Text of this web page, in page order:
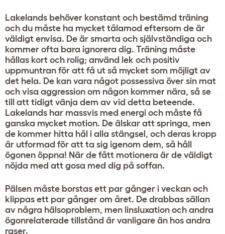
Lakelands behöver konstant och bestämd träning
och du måste ha mycket tålamod eftersom de är
väldigt envisa. De är smarta och självständiga och
kommer ofta bara ignorera dig. Träning måste
hållas kort och rolig; använd lek och positiv
uppmuntran för att få ut så mycket som möjligt av
det hela. De kan vara något possessiva över sin mat
och visa aggression om någon kommer nära, så se
till att tidigt vänja dem av vid detta beteende.
Lakelands har massvis med energi och måste få
ganska mycket motion. De älskar att springa, men
de kommer hitta hål i alla stängsel, och deras kropp
är utformad för att ta sig igenom dem, så håll
ögonen öppna! När de fått motionera är de väldigt
nöjda med att gosa med dig på soffan.
Pälsen måste borstas ett par gånger i veckan och
klippas ett par gånger om året. De drabbas sällan
av några hälsoproblem, men linsluxation och andra
ögonrelaterade tillstånd är vanligare än hos andra
raser.